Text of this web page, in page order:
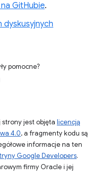
GitHubie.
dyskusyjnych
pomocne?
jest objęta licencją
4.0, a fragmenty kodu są
informacje na ten
Google Developers.
firmy Oracle i jej